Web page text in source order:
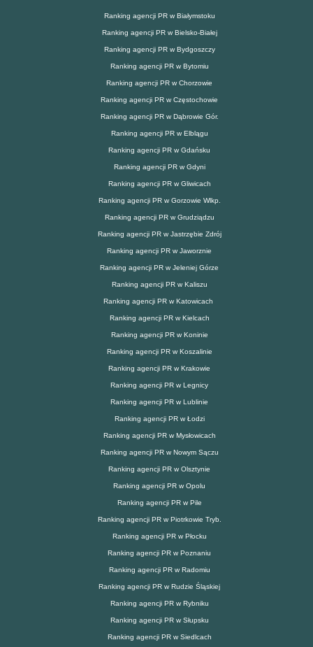
Ranking agencji PR w Białymstoku
Ranking agencji PR w Bielsko-Białej
Ranking agencji PR w Bydgoszczy
Ranking agencji PR w Bytomiu
Ranking agencji PR w Chorzowie
Ranking agencji PR w Częstochowie
Ranking agencji PR w Dąbrowie Gór.
Ranking agencji PR w Elblągu
Ranking agencji PR w Gdańsku
Ranking agencji PR w Gdyni
Ranking agencji PR w Gliwicach
Ranking agencji PR w Gorzowie Wlkp.
Ranking agencji PR w Grudziądzu
Ranking agencji PR w Jastrzębie Zdrój
Ranking agencji PR w Jaworznie
Ranking agencji PR w Jeleniej Górze
Ranking agencji PR w Kaliszu
Ranking agencji PR w Katowicach
Ranking agencji PR w Kielcach
Ranking agencji PR w Koninie
Ranking agencji PR w Koszalinie
Ranking agencji PR w Krakowie
Ranking agencji PR w Legnicy
Ranking agencji PR w Lublinie
Ranking agencji PR w Łodzi
Ranking agencji PR w Mysłowicach
Ranking agencji PR w Nowym Sączu
Ranking agencji PR w Olsztynie
Ranking agencji PR w Opolu
Ranking agencji PR w Pile
Ranking agencji PR w Piotrkowie Tryb.
Ranking agencji PR w Płocku
Ranking agencji PR w Poznaniu
Ranking agencji PR w Radomiu
Ranking agencji PR w Rudzie Śląskiej
Ranking agencji PR w Rybniku
Ranking agencji PR w Słupsku
Ranking agencji PR w Siedlcach